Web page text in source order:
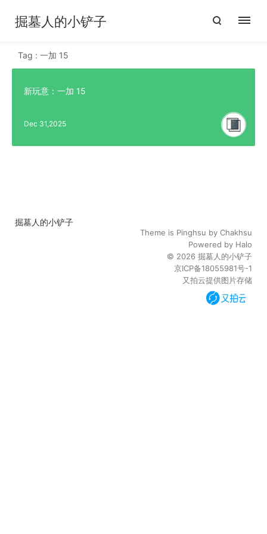
掘墓人的小铲子
Tag : 一加 15
新玩意：一加 15
Dec 31,2025
掘墓人的小铲子
Theme is Pinghsu by Chakhsu
Powered by Halo
© 2026 掘墓人的小铲子
京ICP备18055981号-1
又拍云提供图片存储